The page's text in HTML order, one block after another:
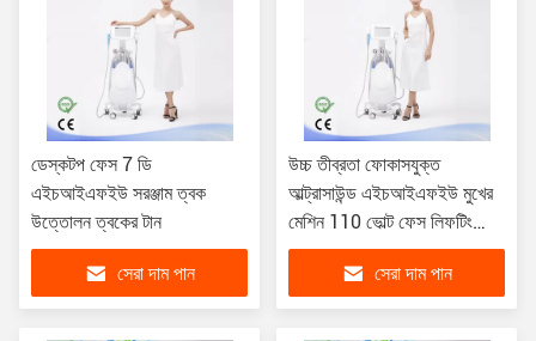
ডেস্কটপ ফেস 7 ডি
এইচআইএফইউ সরঞ্জাম ত্বক
উত্তোলন ত্বকের টান
সেরা দাম পান
উচ্চ তীব্রতা ফোকাসযুক্ত
আল্ট্রাসাউন্ড এইচআইএফইউ মুখের
মেশিন 110 ভোল্ট ফেস লিফটিং
wrinkle অপসারণ
সেরা দাম পান